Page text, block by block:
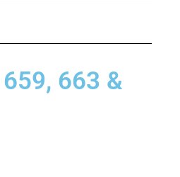
663 &